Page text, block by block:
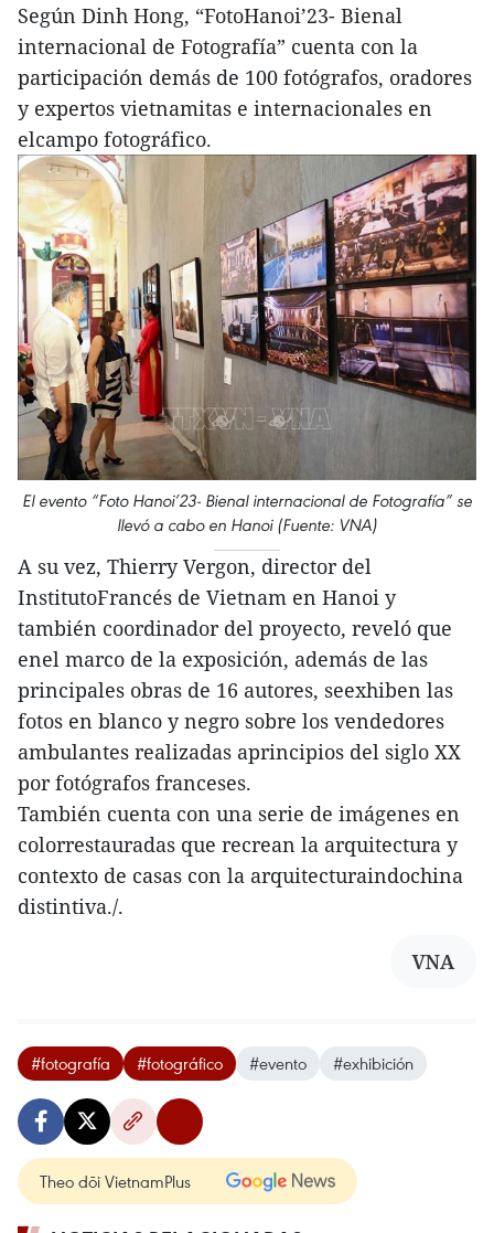
Según Dinh Hong, “FotoHanoi’23- Bienal
internacional de Fotografía” cuenta con la
participación demás de 100 fotógrafos, oradores
y expertos vietnamitas e internacionales en
elcampo fotográfico.
El evento “Foto Hanoi’23- Bienal internacional de Fotografía” se
llevó a cabo en Hanoi (Fuente: VNA)
A su vez, Thierry Vergon, director del
InstitutoFrancés de Vietnam en Hanoi y
también coordinador del proyecto, reveló que
enel marco de la exposición, además de las
principales obras de 16 autores, seexhiben las
fotos en blanco y negro sobre los vendedores
ambulantes realizadas aprincipios del siglo XX
por fotógrafos franceses.
También cuenta con una serie de imágenes en
colorrestauradas que recrean la arquitectura y
contexto de casas con la arquitecturaindochina
distintiva./.
VNA
#fotografía #fotográfico #evento #exhibición
Theo dõi VietnamPlus